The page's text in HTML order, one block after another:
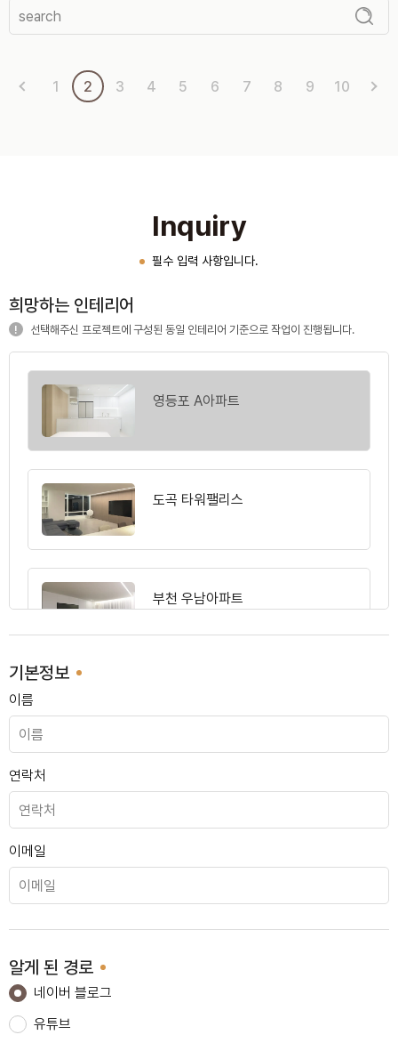
1 2 3 4 5 6 7 8 9 10
Inquiry
필수 입력 사항입니다.
희망하는 인테리어
선택해주신 프로젝트에 구성된 동일 인테리어 기준으로 작업이 진행됩니다.
영등포 A아파트
도곡 타워팰리스
부천 우남아파트
기본정보
이름
연락처
이메일
알게 된 경로
네이버 블로그
유튜브